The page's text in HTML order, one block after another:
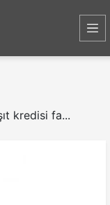
kredisi fa...